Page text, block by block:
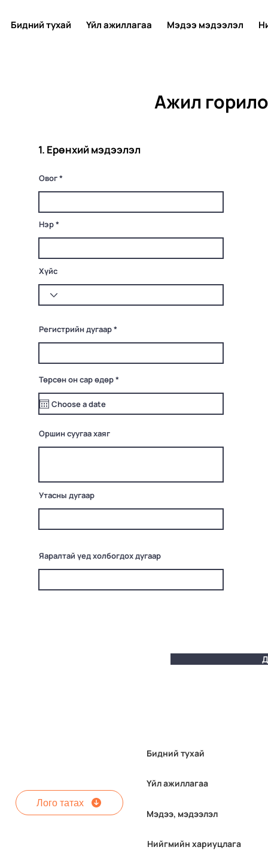
Бидний тухай Үйл ажиллагаа Мэдээ мэдээлэл
Ажил
1. Ерөнхий мэдээлэл
Овог
Нэр
Хүйс
Регистрийн дугаар
Төрсөн он сар өдөр*
q
r
Оршин суугаа хаяг
Утасны дугаар
Яаралтай үед холбогдох дугаар
Лого татах
Бидний тухай
Үйл ажиллагаа
Мэдээ, мэдээлэл
Нийгмийн хариуцлага